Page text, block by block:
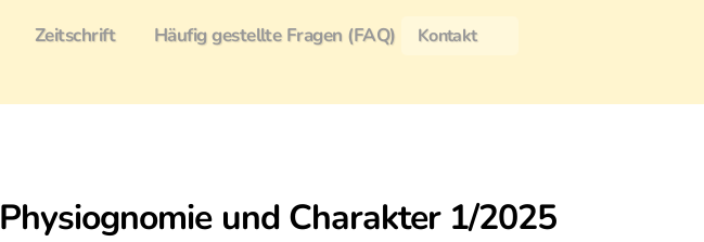
Zeitschrift Häufig gestellte Fragen (FAQ) Kontakt
Physiognomie und Charakter 1/2025